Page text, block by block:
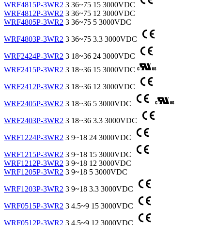
WRF4815P-3WR2 3 36~75 15 3000VDC
WRF4812P-3WR2 3 36~75 12 3000VDC
WRF4805P-3WR2 3 36~75 5 3000VDC
WRF4803P-3WR2 3 36~75 3.3 3000VDC
WRF2424P-3WR2 3 18~36 24 3000VDC
WRF2415P-3WR2 3 18~36 15 3000VDC
WRF2412P-3WR2 3 18~36 12 3000VDC
WRF2405P-3WR2 3 18~36 5 3000VDC
WRF2403P-3WR2 3 18~36 3.3 3000VDC
WRF1224P-3WR2 3 9~18 24 3000VDC
WRF1215P-3WR2 3 9~18 15 3000VDC
WRF1212P-3WR2 3 9~18 12 3000VDC
WRF1205P-3WR2 3 9~18 5 3000VDC
WRF1203P-3WR2 3 9~18 3.3 3000VDC
WRF0515P-3WR2 3 4.5~9 15 3000VDC
WRF0512P-3WR2 3 4.5~9 12 3000VDC